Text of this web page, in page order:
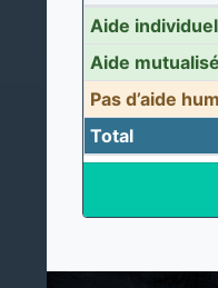
Aide
Aide
Pas d’aide
Total